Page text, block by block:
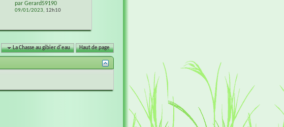
par Gerard59190
09/01/2023, 12h10
La Chasse au gibier d'eau Haut de page